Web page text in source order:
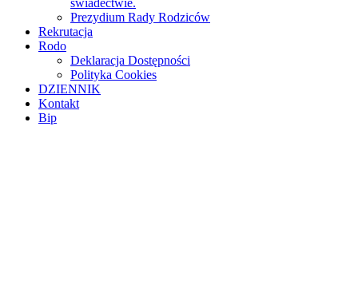
świadectwie.
Prezydium Rady Rodziców
Rekrutacja
Rodo
Deklaracja Dostępności
Polityka Cookies
DZIENNIK
Kontakt
Bip